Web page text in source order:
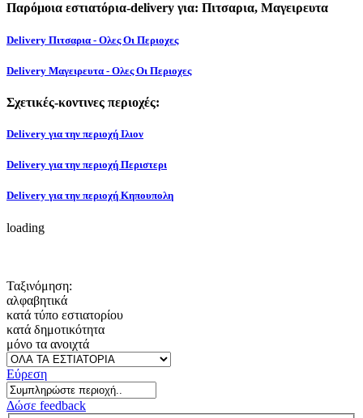
Παρόμοια εστιατόρια-delivery για: Πιτσαρια, Μαγειρευτα
Delivery Πιτσαρια - Ολες Οι Περιοχες
Delivery Μαγειρευτα - Ολες Οι Περιοχες
Σχετικές-κοντινες περιοχές:
Delivery για την περιοχή Ιλιον
Delivery για την περιοχή Περιστερι
Delivery για την περιοχή Κηπουπολη
loading
Ταξινόμηση:
αλφαβητικά
κατά τύπο εστιατορίου
κατά δημοτικότητα
μόνο τα ανοιχτά
Εύρεση
Δώσε feedback